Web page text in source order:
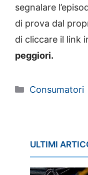
segnalare
di prova dal
di cliccare il link
peggiori.
Categorie
Consumatori
ULTIMI